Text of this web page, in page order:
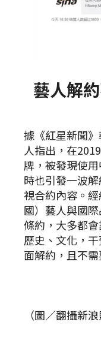
藝人解
據《紅星新聞
人指出，在
牌，被發現使
時也引發一波
視合約內容。
國）藝人與國
條約，大多都
歷史、文化，
面解約，且不
（圖／翻攝新浪